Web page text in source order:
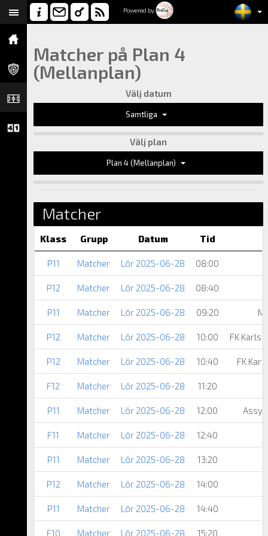
Powered by
Matcher på Plan 4
(Mellanplan)
Välj datum
Samtliga
Välj plan
Plan 4 (Mellanplan)
Matcher
Klass Grupp Datum Tid
P11 Matcher Lör 2025-06-28 08:00
P12 Matcher Lör 2025-06-28 08:40
P11 Matcher Lör 2025-06-28 09:20
P12 Matcher Lör 2025-06-28 10:00 FK
P12 Matcher Lör 2025-06-28 10:40 FK
F12 Matcher Lör 2025-06-28 11:20
P11 Matcher Lör 2025-06-28 12:00
F11 Matcher Lör 2025-06-28 12:40
P11 Matcher Lör 2025-06-28 13:20
P12 Matcher Lör 2025-06-28 14:00
P11 Matcher Lör 2025-06-28 14:40
F10 Matcher Lör 2025-06-28 15:20